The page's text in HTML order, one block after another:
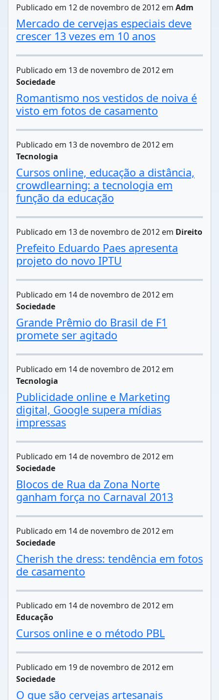
Publicado em 12 de novembro de 2012 em Adm
Mercado de cervejas especiais deve
crescer 13 vezes em 10 anos
Publicado em 13 de novembro de 2012 em
Sociedade
Romantismo nos vestidos de noiva é
visto em fotos de casamento
Publicado em 13 de novembro de 2012 em
Tecnologia
Cursos online, educação a distância,
crowdlearning: a tecnologia em
função da educação
Publicado em 13 de novembro de 2012 em Direito
Prefeito Eduardo Paes apresenta
projeto do novo IPTU
Publicado em 14 de novembro de 2012 em
Sociedade
Grande Prêmio do Brasil de F1
promete ser agitado
Publicado em 14 de novembro de 2012 em
Tecnologia
Publicidade online e Marketing
digital, Google supera mídias
impressas
Publicado em 14 de novembro de 2012 em
Sociedade
Blocos de Rua da Zona Norte
ganham força no Carnaval 2013
Publicado em 14 de novembro de 2012 em
Sociedade
Cherish the dress: tendência em fotos
de casamento
Publicado em 14 de novembro de 2012 em
Educação
Cursos online e o método PBL
Publicado em 19 de novembro de 2012 em
Sociedade
O que são cervejas artesanais